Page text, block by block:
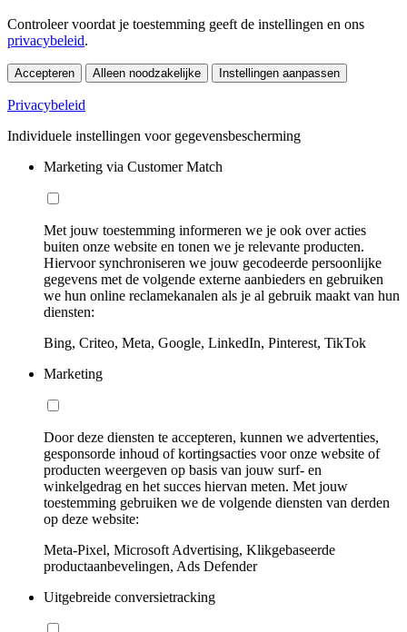
Controleer voordat je toestemming geeft de instellingen en ons
privacybeleid.
Accepteren Alleen noodzakelijke Instellingen aanpassen
Privacybeleid
Individuele instellingen voor gegevensbescherming
Marketing via Customer Match
Met jouw toestemming informeren we je ook over acties
buiten onze website en tonen we je relevante producten.
Hiervoor synchroniseren we jouw gecodeerde persoonlijke
gegevens met de volgende externe aanbieders en gebruiken
we hun online reclamekanalen als je al gebruik maakt van hun
diensten:
Bing, Criteo, Meta, Google, LinkedIn, Pinterest, TikTok
Marketing
Door deze diensten te accepteren, kunnen we advertenties,
gesponsorde inhoud of kortingsacties voor onze website of
producten weergeven op basis van jouw surf- en
winkelgedrag en het succes hiervan meten. Met jouw
toestemming gebruiken we de volgende diensten van derden
op deze website:
Meta-Pixel, Microsoft Advertising, Klikgebaseerde
productaanbevelingen, Ads Defender
Uitgebreide conversietracking